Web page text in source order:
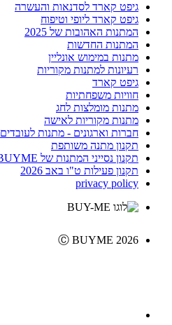
גיפט קארד לסדנאות והעשרה
גיפט קארד ליופי וטיפוח
המתנות האהובות של 2025
המתנות החדשות
מתנות במימוש אונליין
רעיונות למתנות מקוריות
גיפט קארד
חוויות משפחתיות
מתנות מומלצות לחג
מתנות מקוריות לאישה
חברות וארגונים - מתנות לעובדים
תקנון מתנה משותפת
תקנון נסייני המתנות של BUYME
תקנון פעילות ט"ו באב 2026
privacy policy
Ⓒ BUYME 2026